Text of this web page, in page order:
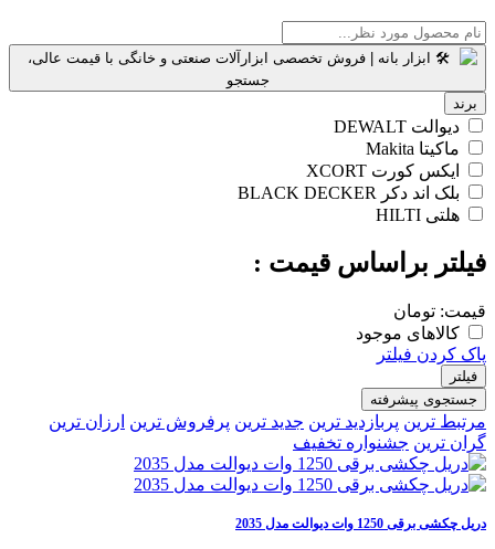
برند
دیوالت DEWALT
ماکیتا Makita
ایکس کورت XCORT
بلک اند دکر BLACK DECKER
هلتی HILTI
فیلتر براساس قیمت :
قیمت: تومان
کالاهای موجود
پاک کردن فیلتر
فیلتر
جستجوی پیشرفته
مرتبط ترین پربازدید ترین جدید ترین پرفروش ترین ارزان ترین
گران ترین جشنواره تخفیف
دریل چکشی برقی 1250 وات دیوالت مدل 2035